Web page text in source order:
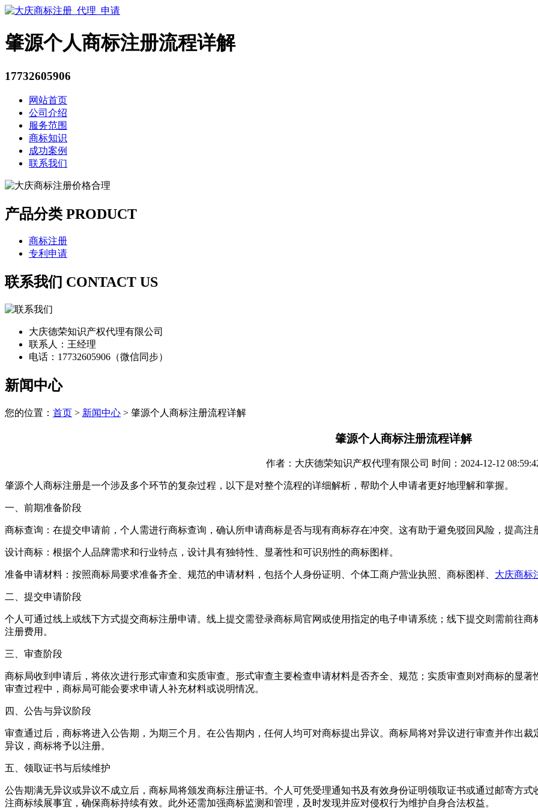
肇源个人商标注册流程详解
17732605906
网站首页
公司介绍
服务范围
商标知识
成功案例
联系我们
产品分类 PRODUCT
商标注册
专利申请
联系我们 CONTACT US
大庆德荣知识产权代理有限公司
联系人：王经理
电话：17732605906（微信同步）
新闻中心
您的位置： 首页 > 新闻中心 > 肇源个人商标注册流程详解
肇源个人商标注册流程详解
作者：大庆德荣知识产权代理有限公司 时间：2024-12-12
肇源个人商标注册是一个涉及多个环节的复杂过程，以下是对整个流程的详细解析，帮助个人申请者更好地理解和掌握。
一、前期准备阶段
商标查询‌：在提交申请前，个人需进行商标查询，确认所申请商标是否与现有商标存在冲突。这有助于避免驳回风险，提高注
‌设计商标‌：根据个人品牌需求和行业特点，设计具有独特性、显著性和可识别性的商标图样。
‌准备申请材料‌：按照商标局要求准备齐全、规范的申请材料，包括个人身份证明、个体工商户营业执照、商标图样、 大庆商标
二、提交申请阶段
个人可通过线上或线下方式提交商标注册申请。线上提交需登录商标局官网或使用指定的电子申请系统；线下提交则需前往
注册费用。
三、审查阶段
商标局收到申请后，将依次进行形式审查和实质审查。形式审查主要检查申请材料是否齐全、规范；实质审查则对商标的显
审查过程中，商标局可能会要求申请人补充材料或说明情况。
四、公告与异议阶段
审查通过后，商标将进入公告期，为期三个月。在公告期内，任何人均可对商标提出异议。商标局将对异议进行审查并作出
异议，商标将予以注册。
五、领取证书与后续维护
公告期满无异议或异议不成立后，商标局将颁发商标注册证书。个人可凭受理通知书及有效身份证明领取证书或通过邮寄方
注商标续展事宜，确保商标持续有效。此外还需加强商标监测和管理，及时发现并应对侵权行为维护自身合法权益。